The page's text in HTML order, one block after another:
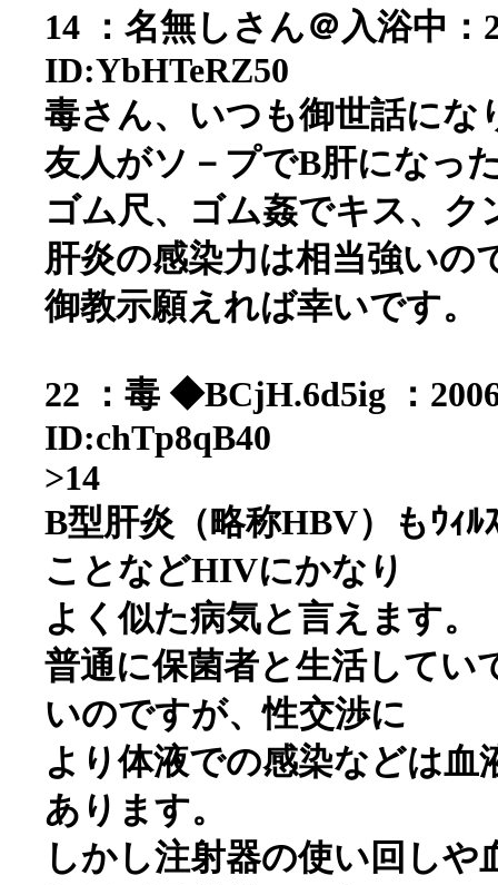
14 ：名無しさん＠入浴中：
ID:YbHTeRZ50
毒さん、いつも御世話にな
友人がソ－プでB肝になっ
ゴム尺、ゴム姦でキス、
肝炎の感染力は相当強いの
御教示願えれば幸いです。
22 ：毒 ◆BCjH.6d5ig ：
ID:chTp8qB40
>14
B型肝炎（略称HBV）もｳｨ
ことなどHIVにかなり
よく似た病気と言えます。
普通に保菌者と生活してい
いのですが、性交渉に
より体液での感染などは
あります。
しかし注射器の使い回し